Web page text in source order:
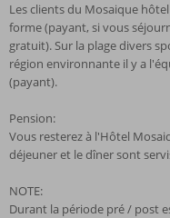
Les clients du Mosaique
forme (payant, si vous
gratuit). Sur la plage divers
région environnante il y a
(payant).
Pension:
Vous resterez à l'Hôtel
déjeuner et le dîner sont
NOTE:
Durant la période pré / post